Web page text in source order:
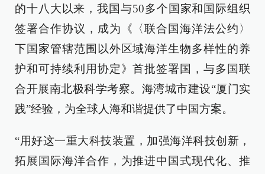
的十八大以来，我国与50多个国家和国际组织
签署合作协议，成为《〈联合国海洋法公约〉
下国家管辖范围以外区域海洋生物多样性的养
护和可持续利用协定》首批签署国，与多国联
合开展南北极科学考察。海湾城市建设“厦门实
践”经验，为全球人海和谐提供了中国方案。
“用好这一重大科技装置，加强海洋科技创新，
拓展国际海洋合作，为推进中国式现代化、推